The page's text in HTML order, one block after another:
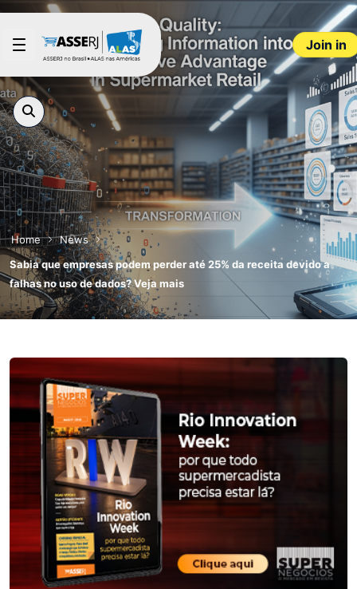
Skip to Main Content
Join in
Home
News
Sabia que empresas podem perder até 25% da receita devido a
falhas no uso de dados? Veja mais